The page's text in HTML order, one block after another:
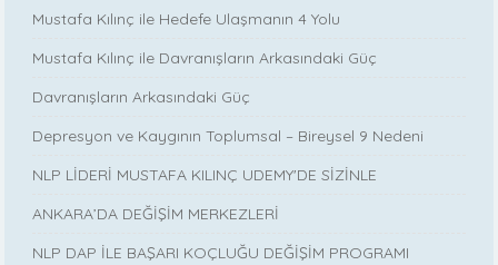
Mustafa Kılınç ile Hedefe Ulaşmanın 4 Yolu
Mustafa Kılınç ile Davranışların Arkasındaki Güç
Davranışların Arkasındaki Güç
Depresyon ve Kaygının Toplumsal – Bireysel 9 Nedeni
NLP LİDERİ MUSTAFA KILINÇ UDEMY'DE SİZİNLE
ANKARA’DA DEĞİŞİM MERKEZLERİ
NLP DAP İLE BAŞARI KOÇLUĞU DEĞİŞİM PROGRAMI